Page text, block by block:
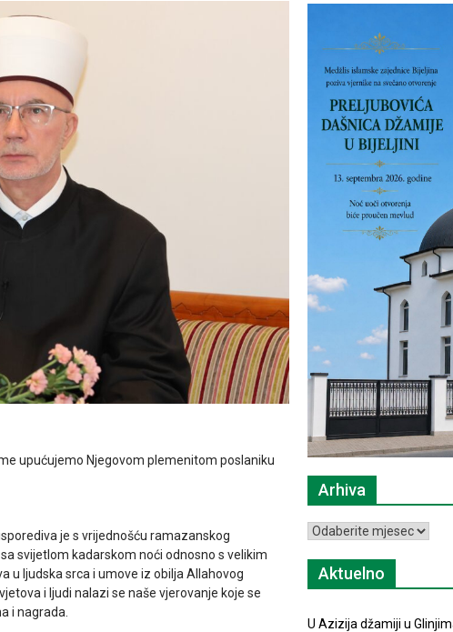
upućujemo Njegovom plemenitom poslaniku
je s vrijednošću ramazanskog
svijetlom kadarskom noći odnosno s velikim
u ljudska srca i umove iz obilja Allahovog
i ljudi nalazi se naše vjerovanje koje se
i nagrada.
Arhiva
Arhiva
Aktuelno
U Azizija džamiji u